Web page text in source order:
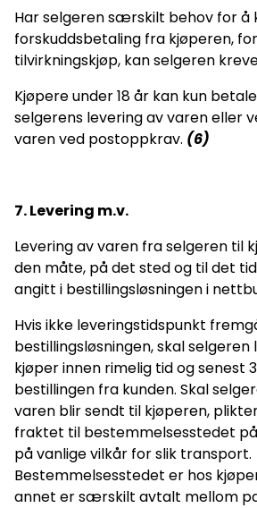
Har selgeren særskilt behov for å
forskuddsbetaling fra kjøperen,
tilvirkningskjøp, kan selgeren
Kjøpere under 18 år kan kun
selgerens levering av varen eller
varen ved postoppkrav. (6)
7. Levering m.v.
Levering av varen fra selgeren til
den måte, på det sted og til det
angitt i bestillingsløsningen i
Hvis ikke leveringstidspunkt
bestillingsløsningen, skal
kjøper innen rimelig tid og senest
bestillingen fra kunden. Skal
varen blir sendt til kjøperen,
fraktet til bestemmelsesstedet
på vanlige vilkår for slik transport.
Bestemmelsesstedet er hos
annet er særskilt avtalt mellom